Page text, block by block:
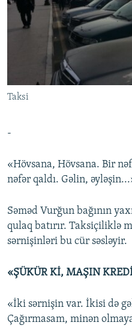
İNFOQRAFIKA
KARIKATURA
AZƏRBAYCAN ƏDƏBIYYATI
İSLAM VƏ DEMOKRATIYA
İZ - MƏDƏNIYYƏT PROQRAMI
MISSIYAMIZ
PEŞƏ ETIKASI VƏ JURNALISTIKA
MATERIALLARIMIZDAN ISTIFADƏ
AZADLIQRADIOSU MOBIL
BIZIMLƏ ƏLAQƏ
BIZI IZLƏ
RFE/RL-in bütün saytları
Taksi
-
«Hövsana, Hövsana. Bir
nəfər qaldı. Gəlin,
Səməd Vurğun bağının
qulaq batırır. Taksiçiliklə
sərnişinləri bu cür səsləyir.
«ŞÜKÜR Kİ, MAŞIN
«İki sərnişin var. İkisi də
Çağırmasam, minən